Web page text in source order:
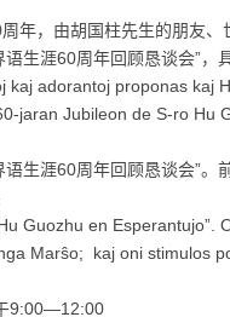
，由胡国柱先生的朋友、
生涯60周年回顾恳谈会”，
adorantoj proponas kaj
jaran Jubileon de S-ro Hu
涯60周年回顾恳谈会”。
Guozhu en Esperantujo”.
Marŝo; kaj oni stimulos
9:00—12:00